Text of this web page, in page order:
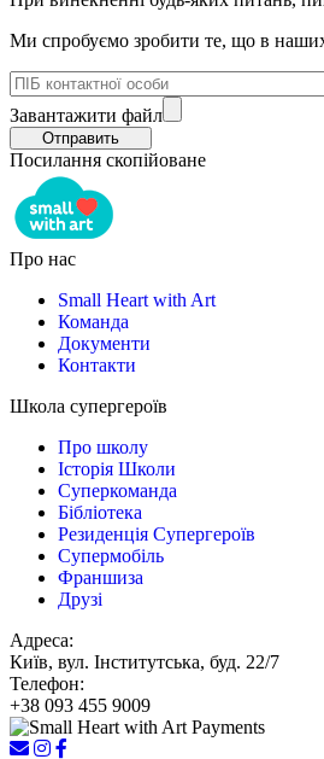
Ми спробуємо зробити те, що в
Завантажити файл
Посилання скопійоване
Про нас
Small Heart with Art
Команда
Документи
Контакти
Школа супергероїв
Про школу
Історія Школи
Суперкоманда
Бібліотека
Резиденція Супергероїв
Супермобіль
Франшиза
Друзі
Адреса:
Київ, вул. Інститутська, буд. 22/7
Телефон:
+38 093 455 9009